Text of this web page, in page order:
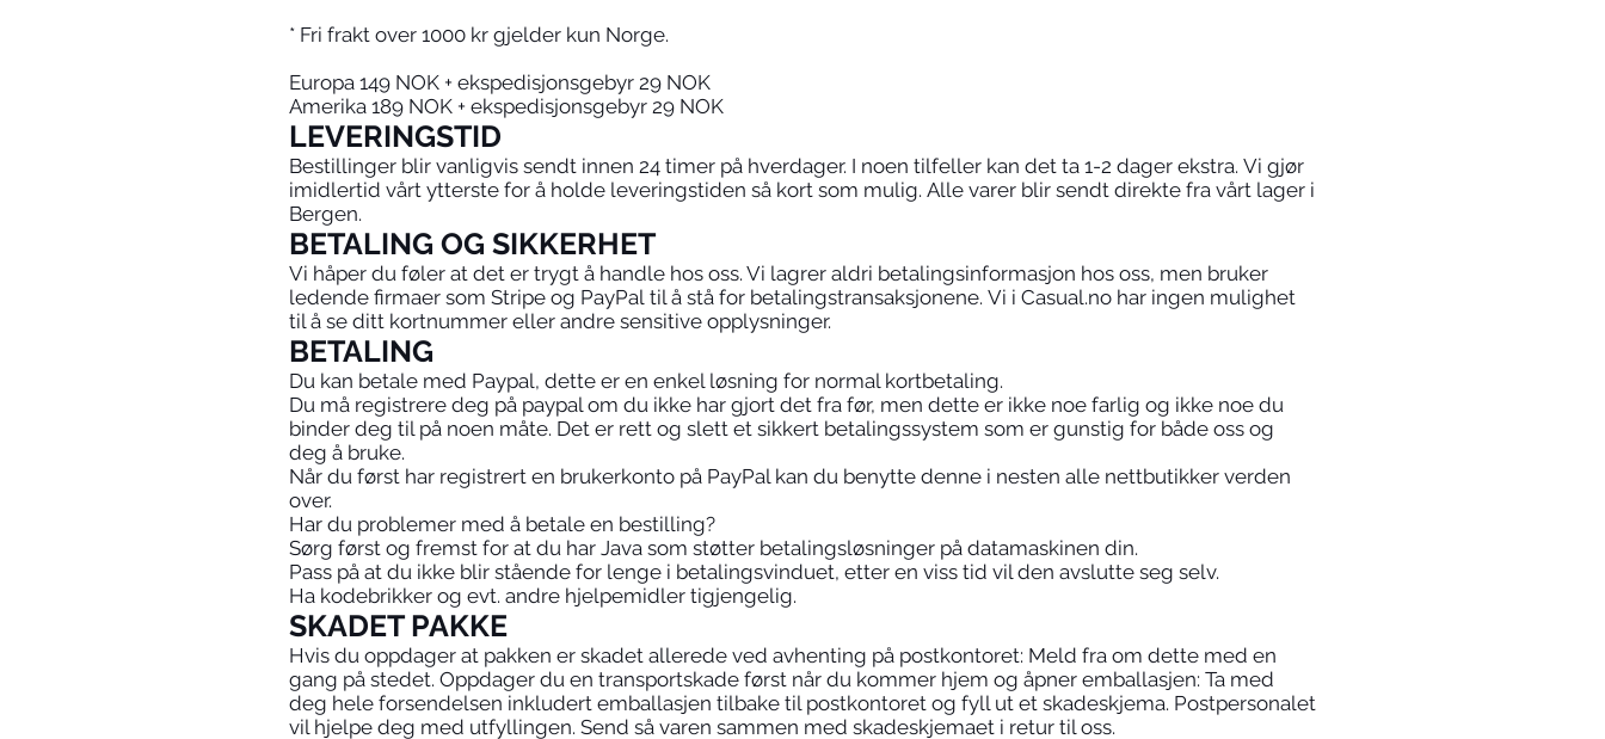
* Fri frakt over 1000 kr gjelder kun Norge.
Europa 149 NOK + ekspedisjonsgebyr 29 NOK
Amerika 189 NOK + ekspedisjonsgebyr 29 NOK
LEVERINGSTID
Bestillinger blir vanligvis sendt innen 24 timer på hverdager. I noen tilfeller kan det ta 1-2 dager ekstra. Vi gjør
imidlertid vårt ytterste for å holde leveringstiden så kort som mulig. Alle varer blir sendt direkte fra vårt lager i
Bergen.
BETALING OG SIKKERHET
Vi håper du føler at det er trygt å handle hos oss. Vi lagrer aldri betalingsinformasjon hos oss, men bruker
ledende firmaer som Stripe og PayPal til å stå for betalingstransaksjonene. Vi i Casual.no har ingen mulighet
til å se ditt kortnummer eller andre sensitive opplysninger.
BETALING
Du kan betale med Paypal, dette er en enkel løsning for normal kortbetaling.
Du må registrere deg på paypal om du ikke har gjort det fra før, men dette er ikke noe farlig og ikke noe du
binder deg til på noen måte. Det er rett og slett et sikkert betalingssystem som er gunstig for både oss og
deg å bruke.
Når du først har registrert en brukerkonto på PayPal kan du benytte denne i nesten alle nettbutikker verden
over.
Har du problemer med å betale en bestilling?
Sørg først og fremst for at du har Java som støtter betalingsløsninger på datamaskinen din.
Pass på at du ikke blir stående for lenge i betalingsvinduet, etter en viss tid vil den avslutte seg selv.
Ha kodebrikker og evt. andre hjelpemidler tigjengelig.
SKADET PAKKE
Hvis du oppdager at pakken er skadet allerede ved avhenting på postkontoret: Meld fra om dette med en
gang på stedet. Oppdager du en transportskade først når du kommer hjem og åpner emballasjen: Ta med
deg hele forsendelsen inkludert emballasjen tilbake til postkontoret og fyll ut et skadeskjema. Postpersonalet
vil hjelpe deg med utfyllingen. Send så varen sammen med skadeskjemaet i retur til oss.